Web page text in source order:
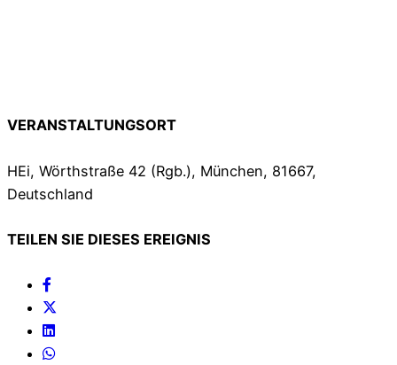
VERANSTALTUNGSORT
HEi, Wörthstraße 42 (Rgb.), München, 81667,
Deutschland
TEILEN SIE DIESES EREIGNIS